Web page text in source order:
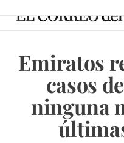
Emiratos
casos
ninguna